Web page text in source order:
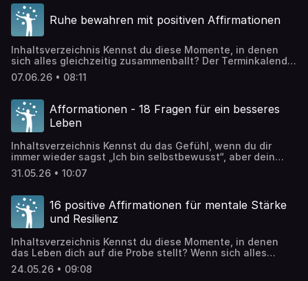
Ruhe bewahren mit positiven Affirmationen
Inhaltsverzeichnis Kennst du diese Momente, in denen
sich alles gleichzeitig zusammenballt? Der Terminkalender
quillt über, eine unerwartete Nachricht trifft dich aus
heiterem Himmel, und plötzlich fühlst du, wie die innere
bewahren kannst oder vom Sturm mitgerissen wirst. Die
Fähigkeit, in herausfordernden Situationen gelassen zu
bleiben, ist […]
07.06.26 • 08:11
Afformationen - 18 Fragen für ein besseres
Leben
Inhaltsverzeichnis Kennst du das Gefühl, wenn du dir
immer wieder sagst „Ich bin selbstbewusst“, aber dein
Inneres antwortet mit einem leisen „Wirklich?“? Hier
kommen Afformationen ins Spiel – eine transformative
Statt gegen innere Widerstände anzukämpfen, aktivierst
du mit kraftvollen Fragen dein Unterbewusstsein auf eine
Weise, die […]
31.05.26 • 10:07
16 positive Affirmationen für mentale Stärke
und Resilienz
Inhaltsverzeichnis Kennst du diese Momente, in denen
das Leben dich auf die Probe stellt? Wenn sich alles
zusammenzuziehen scheint und du dich fragst, wie du
das durchstehen sollst? Mentale Stärke ist kein
24.05.26 • 09:08